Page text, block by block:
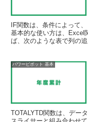
IF関数は、条件によって
基本的な使い方は、Excel
ば、次のような表で列の
パワーピボット 基本
TOTALYTD関数は、デー